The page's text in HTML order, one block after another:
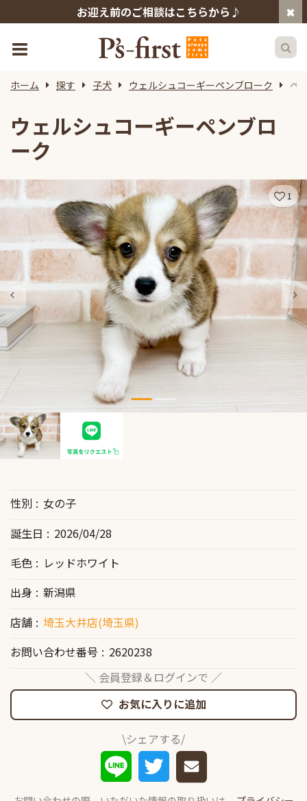
お迎え前のご相談はこちらから♪
ホーム 探す 子犬 ウェルシュコーギーペンブローク ペ
ウェルシュコーギーペンブロ
ーク
1
性別
女の子
誕生日
2026/04/28
毛色
レッドホワイト
出身
新潟県
店舗
埼玉大井店(埼玉県)
お問い合わせ番号
2620238
＼ 会員登録＆ログインで ／
お気に入りに追加
\シェアする/